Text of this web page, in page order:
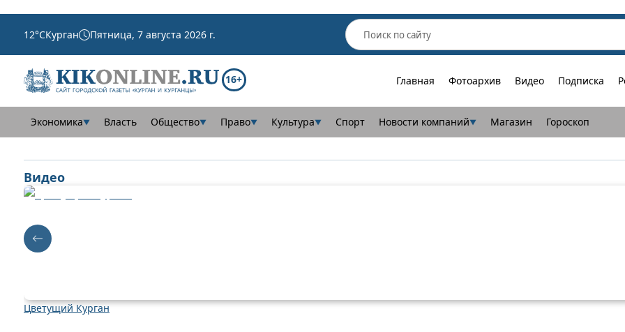
12°CКурган Пятница, 7 августа 2026 г.
16+ Главная Фотоархив Видео Подписка
Экономика▼ Власть Общество▼ Право▼ Культура▼ Спорт Новости компаний▼ Магазин Гороскоп
Видео
Цветущий Курган